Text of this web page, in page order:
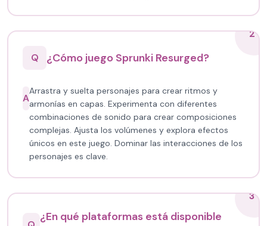
2
Q
¿Cómo juego Sprunki Resurged?
A
Arrastra y suelta personajes para crear ritmos y
armonías en capas. Experimenta con diferentes
combinaciones de sonido para crear composiciones
complejas. Ajusta los volúmenes y explora efectos
únicos en este juego. Dominar las interacciones de los
personajes es clave.
3
¿En qué plataformas está disponible